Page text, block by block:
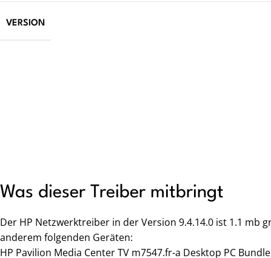
VERSION
Was dieser Treiber mitbringt
Der HP Netzwerktreiber in der Version 9.4.14.0 ist 1.1
anderem folgenden Geräten:
HP Pavilion Media Center TV m7547.fr-a Desktop PC